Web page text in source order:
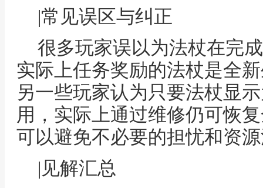
|常见误区与纠正
很多玩家误以为法杖在完
实际上任务奖励的法杖是全
另一些玩家认为只要法杖显
用，实际上通过维修仍可恢
可以避免不必要的担忧和资
|见解汇总